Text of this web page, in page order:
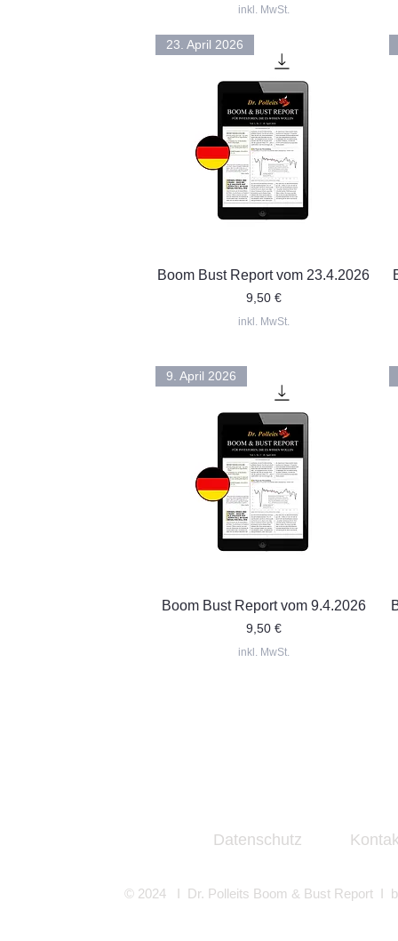
inkl. MwSt.
Schnellansicht
23. April 2026
Boom Bust Report vom 23.4.2026
Preis
9,50 €
inkl. MwSt.
Schnellansicht
9. April 2026
Boom Bust Report vom 9.4.2026
Preis
9,50 €
inkl. MwSt.
Datenschutz
© 2024 I Dr. Polleits Boom & Bust Report I